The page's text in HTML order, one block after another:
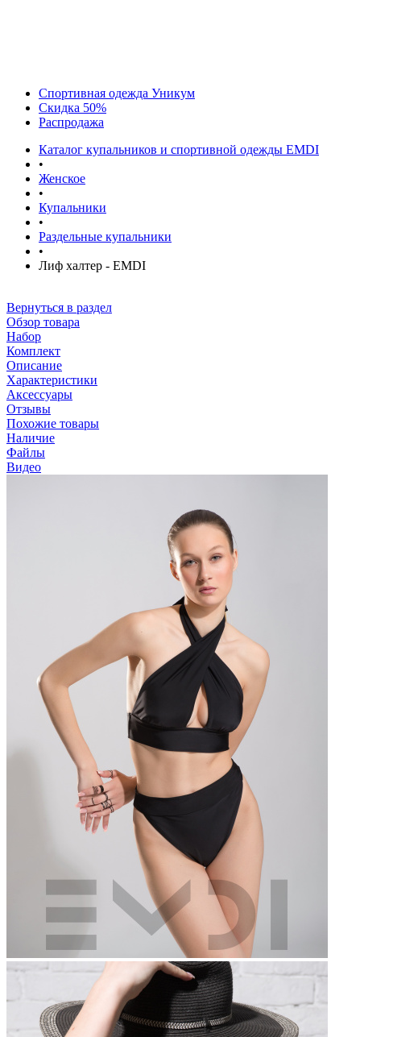
Спортивная одежда Уникум
Скидка 50%
Распродажа
Каталог купальников и спортивной одежды EMDI
•
Женское
•
Купальники
•
Раздельные купальники
•
Лиф халтер - EMDI
Вернуться в раздел
Обзор товара
Набор
Комплект
Описание
Характеристики
Аксессуары
Отзывы
Похожие товары
Наличие
Файлы
Видео